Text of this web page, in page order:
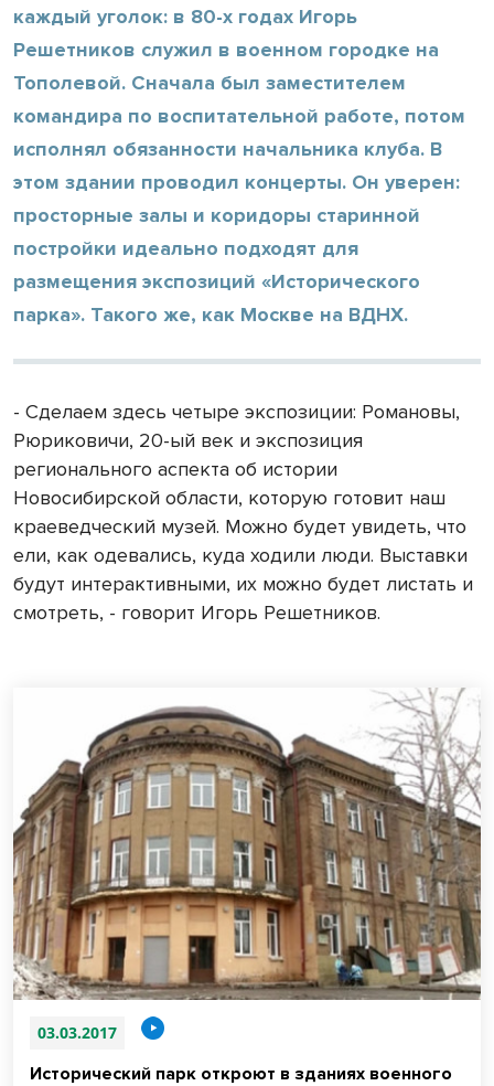
каждый уголок: в 80-х годах Игорь
Решетников служил в военном городке на
Тополевой. Сначала был заместителем
командира по воспитательной работе, потом
исполнял обязанности начальника клуба. В
этом здании проводил концерты. Он уверен:
просторные залы и коридоры старинной
постройки идеально подходят для
размещения экспозиций «Исторического
парка». Такого же, как Москве на ВДНХ.
- Сделаем здесь четыре экспозиции: Романовы,
Рюриковичи, 20-ый век и экспозиция
регионального аспекта об истории
Новосибирской области, которую готовит наш
краеведческий музей. Можно будет увидеть, что
ели, как одевались, куда ходили люди. Выставки
будут интерактивными, их можно будет листать и
смотреть, - говорит Игорь Решетников.
03.03.2017
Исторический парк откроют в зданиях военного